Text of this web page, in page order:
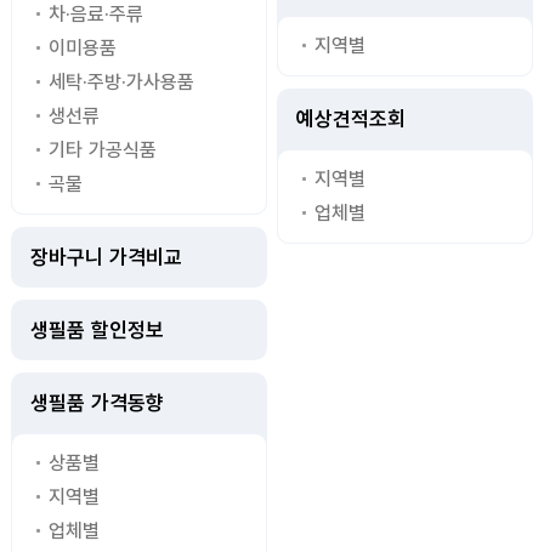
차·음료·주류
이미용품
세탁·주방·가사용품
생선류
기타 가공식품
곡물
장바구니 가격비교
생필품 할인정보
생필품 가격동향
상품별
지역별
업체별
지역별
예상견적조회
지역별
업체별